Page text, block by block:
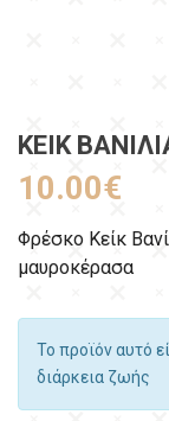
ΚΕΊΚ
10.00€
Φρέσκο Κείκ
μαυροκέρασα
Το προϊόν αυτό
διάρκεια ζωής